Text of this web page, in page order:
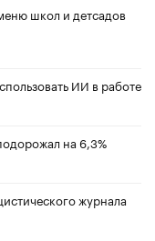
школ и детсадов
ИИ в работе
на 6,3%
журнала